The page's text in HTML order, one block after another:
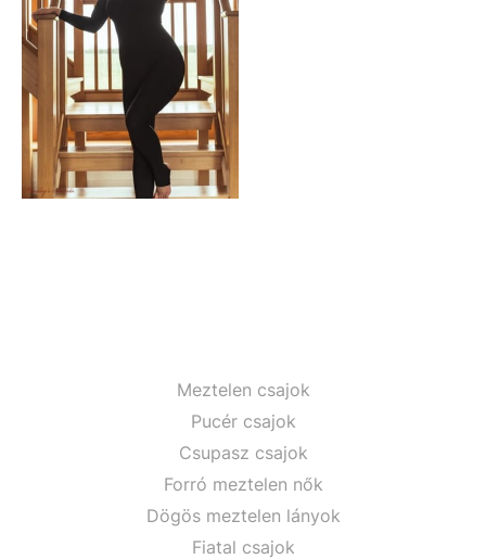
Meztelen csajok
Pucér csajok
Csupasz csajok
Forró meztelen nők
Dögös meztelen lányok
Fiatal csajok